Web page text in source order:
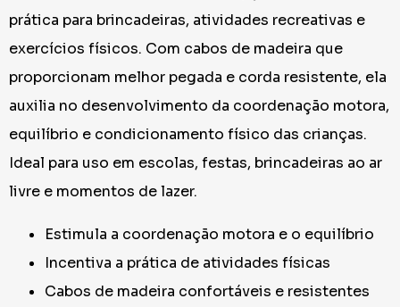
prática para brincadeiras, atividades recreativas e
exercícios físicos. Com cabos de madeira que
proporcionam melhor pegada e corda resistente, ela
auxilia no desenvolvimento da coordenação motora,
equilíbrio e condicionamento físico das crianças.
Ideal para uso em escolas, festas, brincadeiras ao ar
livre e momentos de lazer.
Estimula a coordenação motora e o equilíbrio
Incentiva a prática de atividades físicas
Cabos de madeira confortáveis e resistentes